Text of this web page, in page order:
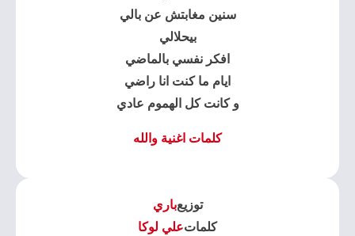
سنين مغابتش عن بالي
بيحلالي
افكر نفسي بالماضي
ايام ما كنت انا راضي
و كانت كل الهموم عادي
كلمات اغنية والله
توزيعباري
كلماتعلي لوكا